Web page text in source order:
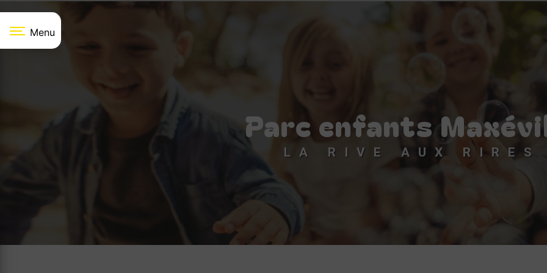
Menu
Parc enfants
LA RIVE AUX RIRES